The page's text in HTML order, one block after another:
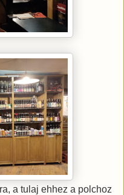
a tulaj ehhez a polchoz